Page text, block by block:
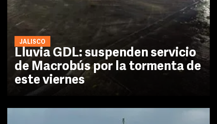
JALISCO
Lluvia GDL: suspenden servicio
de Macrobús por la tormenta de
este viernes